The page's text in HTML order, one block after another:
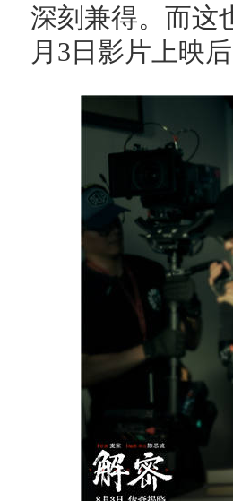
深刻兼得。而这
月3日影片上映